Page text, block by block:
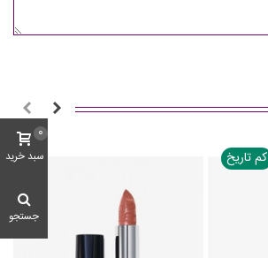
کم تاریخ سبد خرید
0
جستجو